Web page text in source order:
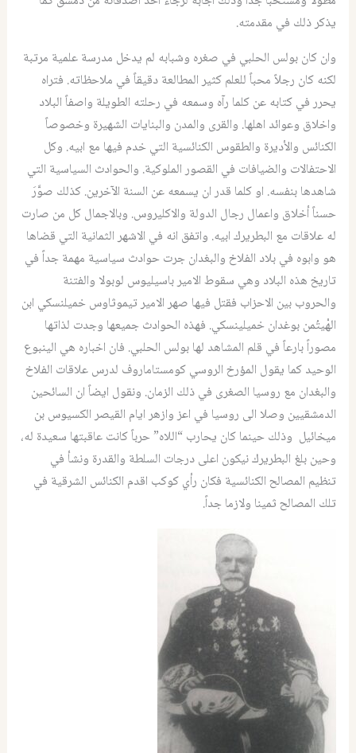
يذكر ذلك في مقدمته.
وان كان بولس الحلبي في صغره وشبابه لم يدخل مدرسة علمية مرتبة
لكنه كان رجلاً محباً للعلم كثير المطالعة دقيقاً في ملاحظاته. فتراه
يحرر في كتابه عن كلما رآه وسمعه في رحلته الطويلة واصفاً البلاد
واخلاق وعوائد اهلها. والقرى والمدن والبنايات الشهيرة وخصوصاً
الكنائس والأديرة والطقوس الكنائسية التي خدم فيها مع ابيه. وكل
الاحتفالات والضيافات في القصور الملوكية. والحوادث السياسية التي
شاهدها بنفسه. او كلما قدر ان يسمعه عن السنة الآخرين. كذلك صوَّرَ
حسناً أخلاق واعمال رجال الدولة والاكليروس. وبالاجمال كل من صارت
له علاقات مع البطريرك ابيه. واتفق انه في الاشهر الثمانية التي قضاها
هو وابوه في بلاد الفلاخ والبغدان جرت حوادث سياسية مهمة جداً في
تاريخ هذه البلاد وهي سقوط الامير باسيليوس لوبولا والفتنة
والحروب بين الاحزاب فقتل فيها صهر الامير تيموثاوس خميلنسكي ابن
الهْيتُمن بوغدان خميلينسكي. فهذه الحوادث جميعها وجدت لذاتها
مصوراً بارعاً في قلم المشاهد لها بولس الحلبي. فان اخباره هي الينبوع
الوحيد كما يقول المؤرخ الروسي كومستاماروف لدرس علاقات الفلاخ
والبغدان مع روسيا الصغرى في ذلك الزمان. ونقول ايضاً ان السائحين
الدمشقيين وصلا الى روسيا في اعز وازهر ايام القيصر الكسيوس بن
ميخائيل وذلك حينما كان يحارب “اللاه” حرباً كانت عاقبتها سعيدة له،
وحين بلغ البطريرك نيكون اعلى درجات السلطة والقدرة ونشأ في
تنظيم المصالح الكنائسية فكان رأي كوكب اقدم الكنائس الشرقية في
تلك المصالح ثمينا ولازما جداً.